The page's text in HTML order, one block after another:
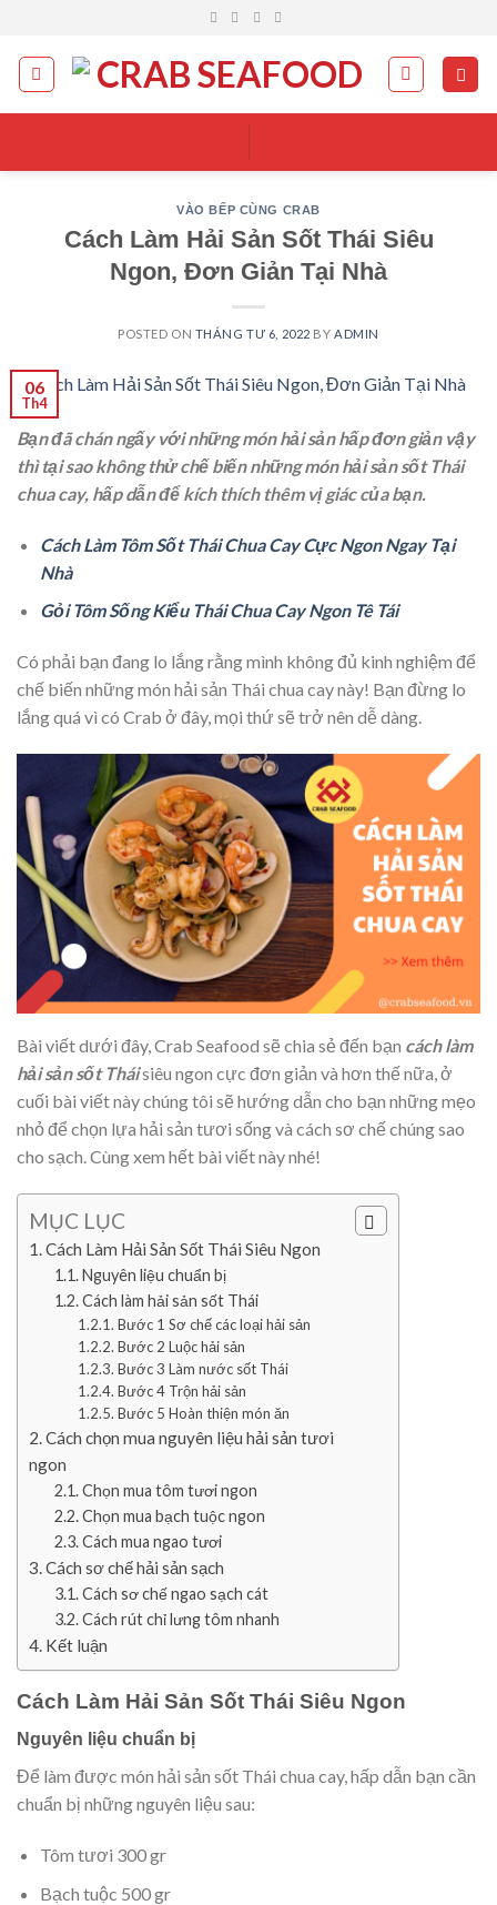
content
VÀO BẾP CÙNG CRAB
Cách Làm Hải Sản Sốt Thái Siêu
Ngon, Đơn Giản Tại Nhà
POSTED ON THÁNG TƯ 6, 2022 BY ADMIN
06
Th4
Bạn đã chán ngấy với những món hải sản hấp đơn giản vậy
thì tại sao không thử chế biến những món hải sản sốt Thái
chua cay, hấp dẫn để kích thích thêm vị giác của bạn.
Cách Làm Tôm Sốt Thái Chua Cay Cực Ngon Ngay Tại
Nhà
Gỏi Tôm Sống Kiểu Thái Chua Cay Ngon Tê Tái
Có phải bạn đang lo lắng rằng mình không đủ kinh nghiệm để
chế biến những món hải sản Thái chua cay này! Bạn đừng lo
lắng quá vì có Crab ở đây, mọi thứ sẽ trở nên dễ dàng.
Bài viết dưới đây, Crab Seafood sẽ chia sẻ đến bạn cách làm
hải sản sốt Tháisiêu ngon cực đơn giản và hơn thế nữa, ở
cuối bài viết này chúng tôi sẽ hướng dẫn cho bạn những mẹo
nhỏ để chọn lựa hải sản tươi sống và cách sơ chế chúng sao
cho sạch. Cùng xem hết bài viết này nhé!
MỤC LỤC
Cách Làm Hải Sản Sốt Thái Siêu Ngon
Nguyên liệu chuẩn bị
Cách làm hải sản sốt Thái
Bước 1 Sơ chế các loại hải sản
Bước 2 Luộc hải sản
Bước 3 Làm nước sốt Thái
Bước 4 Trộn hải sản
Bước 5 Hoàn thiện món ăn
Cách chọn mua nguyên liệu hải sản tươi
ngon
Chọn mua tôm tươi ngon
Chọn mua bạch tuộc ngon
Cách mua ngao tươi
Cách sơ chế hải sản sạch
Cách sơ chế ngao sạch cát
Cách rút chỉ lưng tôm nhanh
Kết luận
Cách Làm Hải Sản Sốt Thái Siêu Ngon
Nguyên liệu chuẩn bị
Để làm được món hải sản sốt Thái chua cay, hấp dẫn bạn cần
chuẩn bị những nguyên liệu sau:
Tôm tươi 300 gr
Bạch tuộc 500 gr